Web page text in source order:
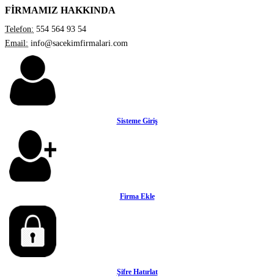
FİRMAMIZ HAKKINDA
Telefon: 554 564 93 54
Email: info@sacekimfirmalari.com
Sisteme Giriş
Firma Ekle
Şifre Hatırlat